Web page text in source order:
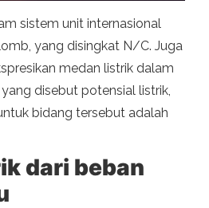
sistem unit internasional
yang disingkat N/C. Juga
medan listrik dalam
disebut potensial listrik,
bidang tersebut adalah
dari beban